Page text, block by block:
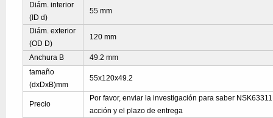
Diám. interior
(ID d)
55 mm
Diám. exterior
(OD D)
120 mm
Anchura B
49.2 mm
tamaño
(dxDxB)mm
55x120x49.2
Precio
Por favor, enviar la investigación para saber
acción y el plazo de entrega